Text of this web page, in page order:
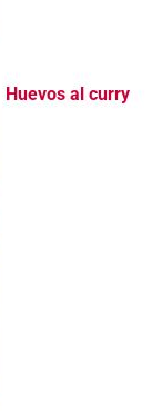
Huevos al curry